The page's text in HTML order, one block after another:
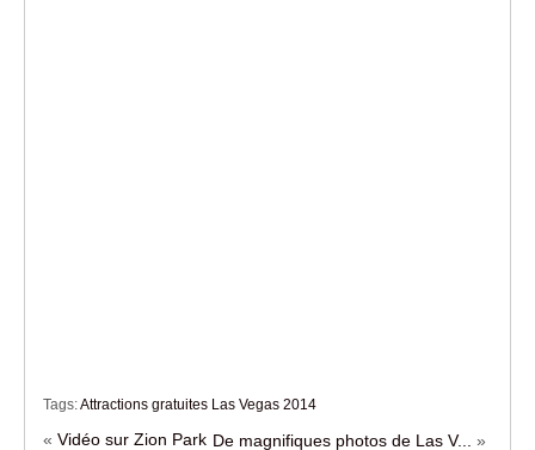
Tags:Attractions gratuites Las Vegas 2014
« Vidéo sur Zion Park De magnifiques photos de Las V... »